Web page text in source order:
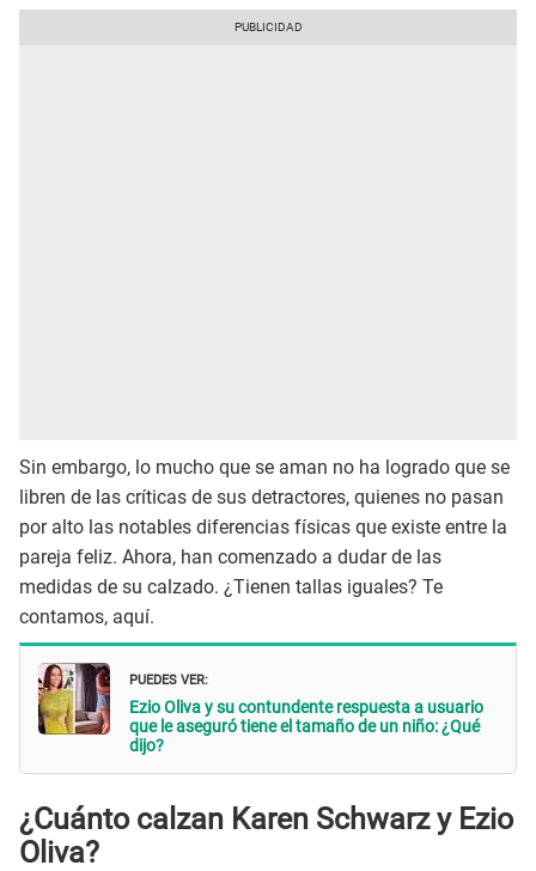
Sin embargo, lo mucho que se aman no ha logrado que se
libren de las críticas de sus detractores, quienes no pasan
por alto las notables diferencias físicas que existe entre la
pareja feliz. Ahora, han comenzado a dudar de las
medidas de su calzado. ¿Tienen tallas iguales? Te
contamos, aquí.
PUEDES VER:
Ezio Oliva y su contundente respuesta a usuario
que le aseguró tiene el tamaño de un niño: ¿Qué
dijo?
¿Cuánto calzan Karen Schwarz y Ezio
Oliva?